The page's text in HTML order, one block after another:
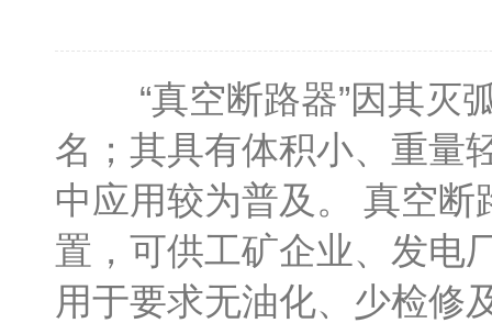
“真空断路器”因其灭弧
名；其具有体积小、重量
中应用较为普及。 真空
置，可供工矿企业、发电
用于要求无油化、少检修